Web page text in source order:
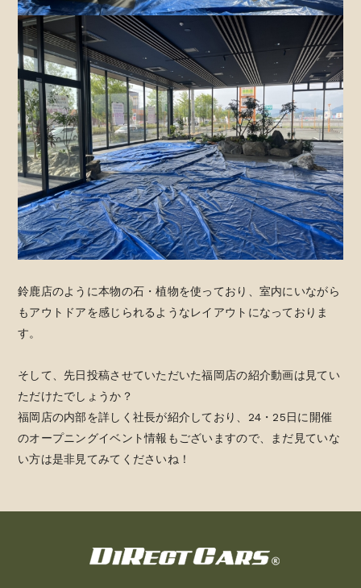
鈴鹿店のように本物の石・植物を使っており、室内にいながら
もアウトドアを感じられるようなレイアウトになっておりま
す。
そして、先日投稿させていただいた福岡店の紹介動画は見てい
ただけたでしょうか？
福岡店の内部を詳しく社長が紹介しており、24・25日に開催
のオープニングイベント情報もございますので、まだ見ていな
い方は是非見てみてくださいね！